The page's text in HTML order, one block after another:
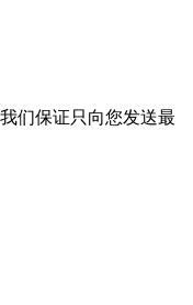
们保证只向您发送最